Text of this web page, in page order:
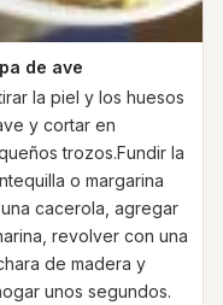
de ave
la piel y los huesos
y cortar en
trozos.Fundir la
o margarina
cacerola, agregar
revolver con una
de madera y
unos segundos.